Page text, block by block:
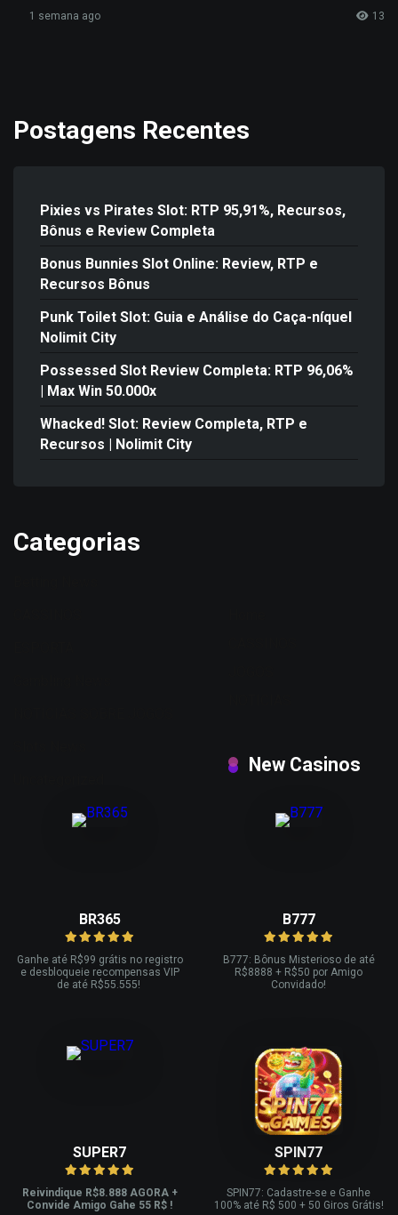
1 semana ago 13
Postagens Recentes
Pixies vs Pirates Slot: RTP 95,91%, Recursos,
Bônus e Review Completa
Bonus Bunnies Slot Online: Review, RTP e
Recursos Bônus
Punk Toilet Slot: Guia e Análise do Caça-níquel
Nolimit City
Possessed Slot Review Completa: RTP 96,06%
| Max Win 50.000x
Whacked! Slot: Review Completa, RTP e
Recursos | Nolimit City
Categorias
New Casinos
BR365
Ganhe até R$99 grátis no registro
e desbloqueie recompensas VIP
de até R$55.555!
B777
B777: Bônus Misterioso de até
R$8888 + R$50 por Amigo
Convidado!
SUPER7
Reivindique R$8.888 AGORA +
Convide Amigo Gahe 55 R$ !
SPIN77
SPIN77: Cadastre-se e Ganhe
100% até R$ 500 + 50 Giros Grátis!